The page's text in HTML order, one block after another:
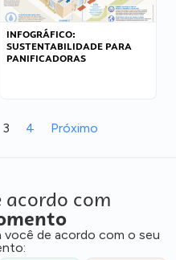
INFOGRÁFICO:
SUSTENTABILIDADE PARA
PANIFICADORAS
3 4 Próximo
acordo com
você de acordo com o seu